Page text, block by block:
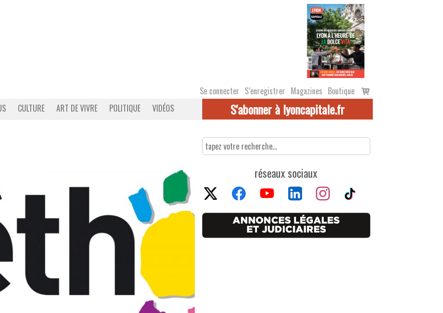
Se connecter S’enregistrer Magazines Boutique
Voir
le
CULTURE ART DE VIVRE POLITIQUE VIDÉOS S'abonner à lyoncapitale.fr
réseaux sociaux